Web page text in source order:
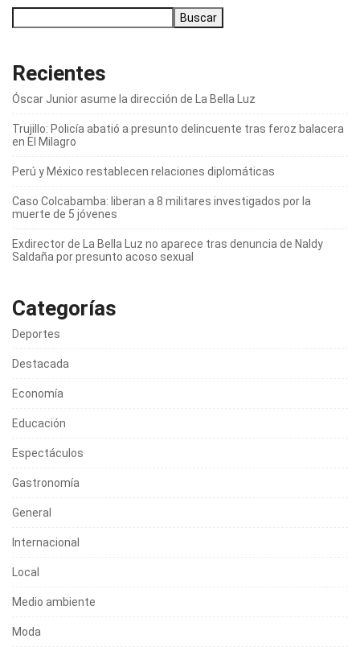
Buscar
Recientes
Óscar Junior asume la dirección de La Bella Luz
Trujillo: Policía abatió a presunto delincuente tras feroz balacera
en El Milagro
Perú y México restablecen relaciones diplomáticas
Caso Colcabamba: liberan a 8 militares investigados por la
muerte de 5 jóvenes
Exdirector de La Bella Luz no aparece tras denuncia de Naldy
Saldaña por presunto acoso sexual
Categorías
Deportes
Destacada
Economía
Educación
Espectáculos
Gastronomía
General
Internacional
Local
Medio ambiente
Moda